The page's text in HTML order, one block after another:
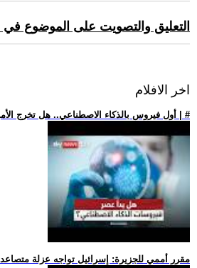
التعليق والتصويت على الموضوع في
اخر الافلام
.. أول فيروس بالذكاء الاصطناعي.. هل تخرج الأمور عن السيطرة؟ | #
.. مقرر أممي للجزيرة: إسرائيل تواجه عزلة